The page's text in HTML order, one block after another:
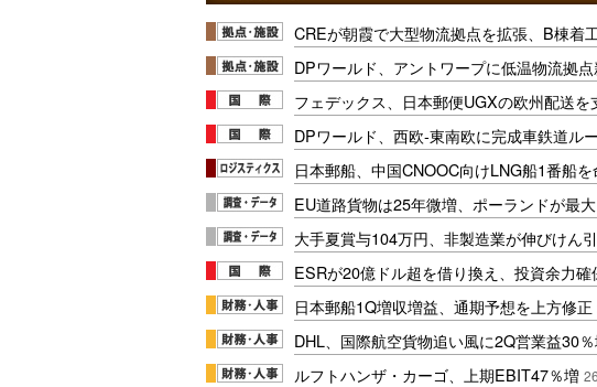
CREが朝霞で大型物流拠点を拡張、B棟着
DPワールド、アントワープに低温物流拠
フェデックス、日本郵便UGXの欧州配送を
DPワールド、西欧-東南欧に完成車鉄道ル
日本郵船、中国CNOOC向けLNG船1番船を
EU道路貨物は25年微増、ポーランドが最大
大手夏賞与104万円、非製造業が伸びけん引
ESRが20億ドル超を借り換え、投資余力確
日本郵船1Q増収増益、通期予想を上方修正
DHL、国際航空貨物追い風に2Q営業益30
ルフトハンザ・カーゴ、上期EBIT47％増